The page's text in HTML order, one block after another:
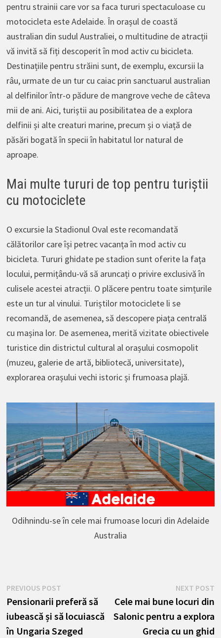
pentru strainii care vor sa faca tururi spectaculoase cu
motocicleta este Adelaide. În orașul de coastă
australian din sudul Australiei, o multitudine de atracții
vă invită să fiți descoperit în mod activ cu bicicleta.
Destinațiile pentru străini sunt, de exemplu, excursii la
râu, urmate de un tur cu caiac prin sanctuarul australian
al delfinilor într-o pădure de mangrove veche de câteva
mii de ani. Aici, turiștii au posibilitatea de a explora
delfinii și alte creaturi marine, precum și o viață de
păsări bogată în specii în habitatul lor natural de
aproape.
Mai multe tururi de top pentru turiștii
cu motociclete
O excursie la Stadionul Oval este recomandată
călătorilor care își petrec vacanța în mod activ cu
bicicleta. Tururi ghidate pe stadion sunt oferite la fața
locului, permițându-vă să aruncați o privire exclusivă în
culisele acestei atracții. O plăcere pentru toate simțurile
este un tur al vinului. Turiștilor motociclete li se
recomandă, de asemenea, să descopere piața centrală
cu mașina lor. De asemenea, merită vizitate obiectivele
turistice din districtul cultural al orașului cosmopolit
(muzeu, galerie de artă, bibliotecă, universitate),
explorarea orașului vechi istoric și frumoasa plajă.
Odihnindu-se în cele mai frumoase locuri din Adelaide
Australia
Navigare
în
articole
PREVIOUS POSTPrevious
post:
Pensionarii preferă să
iubească și să locuiască
în Ungaria Szeged
NEXT POST
Cele mai bune locuri din
Salonic pentru a explora
Grecia cu un ghid